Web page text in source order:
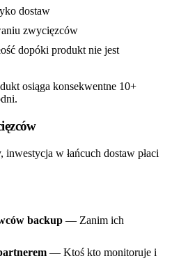
dostaw
zwycięzców
dopóki produkt nie jest
osiąga konsekwentne 10+
w łańcuch dostaw płaci
backup — Zanim ich
— Ktoś kto monitoruje i